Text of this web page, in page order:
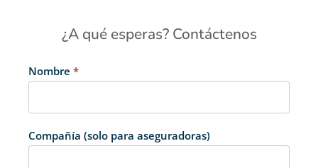
¿A qué esperas? Contáctenos
[Formulario
contacto]
Nombre *
Compañía (solo para aseguradoras)